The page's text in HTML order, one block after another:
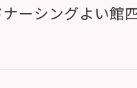
ーシングよい館